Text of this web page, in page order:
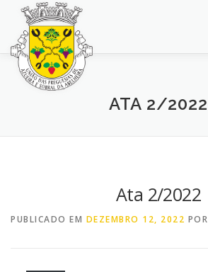
Saltar
conteúdo
INÍCIO JUNTA DE FREGUESIA
CONTACTOS
ATA 2/2022
Ata 2/2022
PUBLICADO EM DEZEMBRO 12, 2022 POR